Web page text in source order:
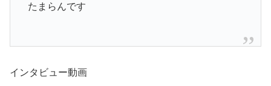
たまらんです
インタビュー動画